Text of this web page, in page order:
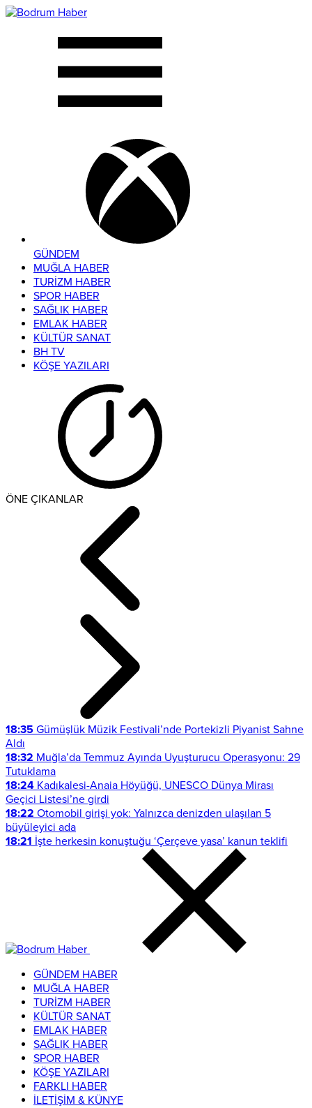
GÜNDEM
MUĞLA HABER
TURİZM HABER
SPOR HABER
SAĞLIK HABER
EMLAK HABER
KÜLTÜR SANAT
BH TV
KÖŞE YAZILARI
ÖNE ÇIKANLAR
18:35 Gümüşlük Müzik Festivali’nde Portekizli Piyanist Sahne
Aldı
18:32 Muğla’da Temmuz Ayında Uyuşturucu Operasyonu: 29
Tutuklama
18:24 Kadıkalesi-Anaia Höyüğü, UNESCO Dünya Mirası
Geçici Listesi’ne girdi
18:22 Otomobil girişi yok: Yalnızca denizden ulaşılan 5
büyüleyici ada
18:21 İşte herkesin konuştuğu ‘Çerçeve yasa’ kanun teklifi
GÜNDEM HABER
MUĞLA HABER
TURİZM HABER
KÜLTÜR SANAT
EMLAK HABER
SAĞLIK HABER
SPOR HABER
KÖŞE YAZILARI
FARKLI HABER
İLETİŞİM & KÜNYE